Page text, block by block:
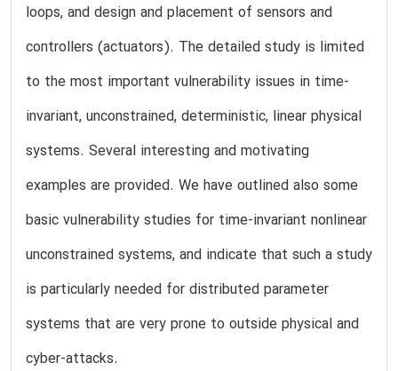
loops, and design and placement of sensors and
controllers (actuators). The detailed study is limited
to the most important vulnerability issues in time-
invariant, unconstrained, deterministic, linear physical
systems. Several interesting and motivating
examples are provided. We have outlined also some
basic vulnerability studies for time-invariant nonlinear
unconstrained systems, and indicate that such a study
is particularly needed for distributed parameter
systems that are very prone to outside physical and
cyber-attacks.